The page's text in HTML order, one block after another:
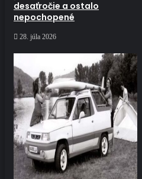
desaťročie a ostalo
nepochopené
28. júla 2026